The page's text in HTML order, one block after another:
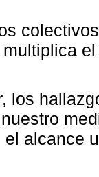
los
el alcance